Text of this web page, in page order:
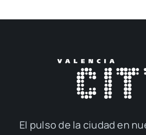
El pul­so de la ciu­dad en